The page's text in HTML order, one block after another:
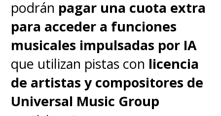
podrán pagar una cuota extra
para acceder a funciones
musicales impulsadas por IA
que utilizan pistas con licencia
de artistas y compositores de
Universal Music Group